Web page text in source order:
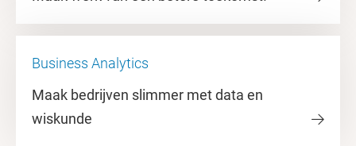
Business Analytics
Maak bedrijven slimmer met data en
wiskunde